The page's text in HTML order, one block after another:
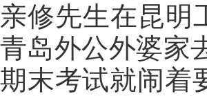
亲修先生在昆明
青岛外公外婆家
期末考试就闹着